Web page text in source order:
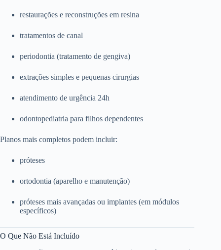
restaurações e reconstruções em resina
tratamentos de canal
periodontia (tratamento de gengiva)
extrações simples e pequenas cirurgias
atendimento de urgência 24h
odontopediatria para filhos dependentes
Planos mais completos podem incluir:
próteses
ortodontia (aparelho e manutenção)
próteses mais avançadas ou implantes (em módulos
específicos)
O Que Não Está Incluído